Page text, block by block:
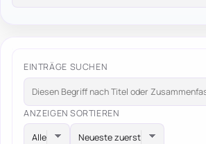
EINTRÄGE SUCHEN
ANZEIGEN SORTIEREN